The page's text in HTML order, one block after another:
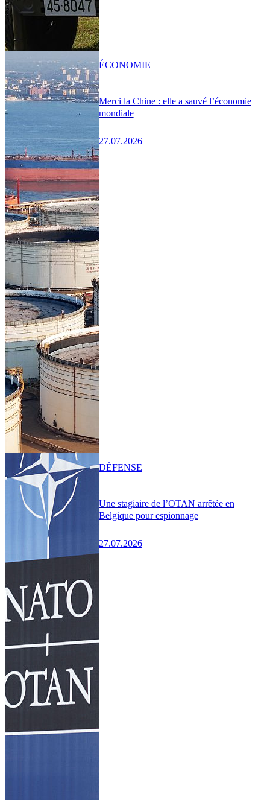
Merci la Chine : elle a sauvé l’économie
mondiale
27.07.2026
ÉCONOMIE
Une stagiaire de l’OTAN arrêtée en
Belgique pour espionnage
27.07.2026
DÉFENSE